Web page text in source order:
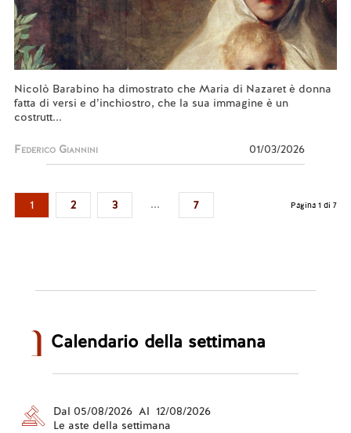
Nicolò Barabino ha dimostrato che Maria di Nazaret è donna
fatta di versi e d’inchiostro, che la sua immagine è un
costrutt...
Federico Giannini 01/03/2026
1 2 3 ... 7 Pagina 1 di 7
Calendario della settimana
Dal 05/08/2026 Al 12/08/2026
Le aste della settimana